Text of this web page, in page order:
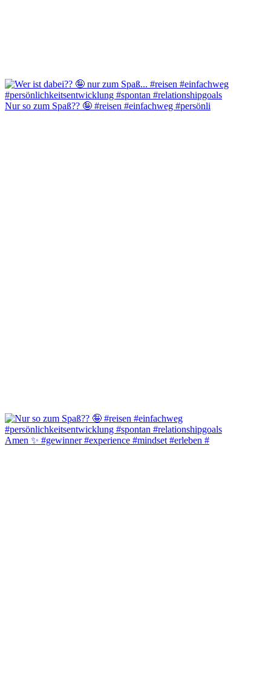
Nur so zum Spaß?? 🤪 #reisen #einfachweg #persönli
Amen ✨️ #gewinner #experience #mindset #erleben #